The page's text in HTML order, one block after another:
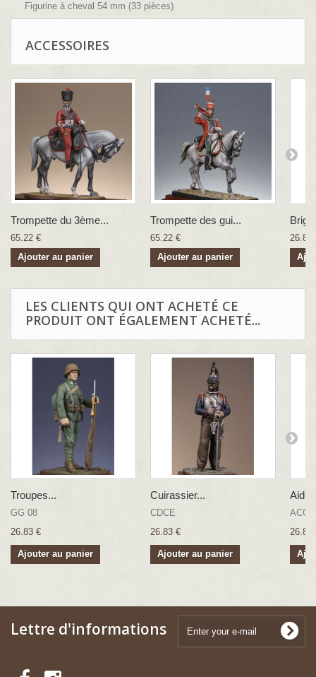
Figurine à cheval 54 mm (33 pièces)
ACCESSOIRES
Trompette du 3ème...
65.22 €
Ajouter au panier
Trompette des gui...
65.22 €
Ajouter au panier
26.83
LES CLIENTS QUI ONT ACHETÉ CE
PRODUIT ONT ÉGALEMENT ACHETÉ...
Troupes...
GG 08
26.83 €
Ajouter au panier
Cuirassier...
CDCE
26.83 €
Ajouter au panier
Aide
ACGI
26.83
Lettre d'informations